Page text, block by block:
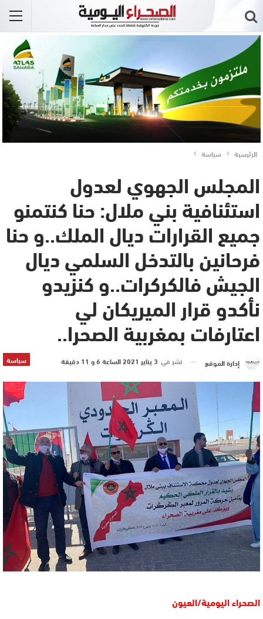
الرئيسية سياسة
المجلس الجهوي لعدول
استئنافية بني ملال: حنا كنتمنو
جميع القرارات ديال الملك..و حنا
فرحانين بالتدخل السلمي ديال
الجيش فالكركرات..و كنزيدو
نأكدو قرار الميريكان لي
اعتارفات بمغربية الصحرا..
سياسة إدارة الموقع نشر في 3 يناير 2021 الساعة 6 و 11 دقيقة
الصحراء اليومية/العيون